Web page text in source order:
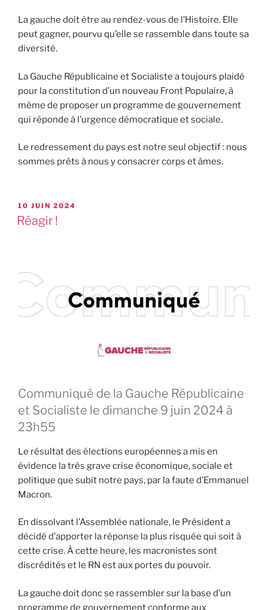
La gauche doit être au rendez-vous de l’Histoire. Elle
peut gagner, pourvu qu’elle se rassemble dans toute sa
diversité.
La Gauche Républicaine et Socialiste a toujours plaidé
pour la constitution d’un nouveau Front Populaire, à
même de proposer un programme de gouvernement
qui réponde à l’urgence démocratique et sociale.
Le redressement du pays est notre seul objectif : nous
sommes prêts à nous y consacrer corps et âmes.
10 JUIN 2024
Réagir !
Communiqué de la Gauche Républicaine
et Socialiste le dimanche 9 juin 2024 à
23h55
Le résultat des élections européennes a mis en
évidence la très grave crise économique, sociale et
politique que subit notre pays, par la faute d’Emmanuel
Macron.
En dissolvant l’Assemblée nationale, le Président a
décidé d’apporter la réponse la plus risquée qui soit à
cette crise. À cette heure, les macronistes sont
discrédités et le RN est aux portes du pouvoir.
La gauche doit donc se rassembler sur la base d’un
programme de gouvernement conforme aux